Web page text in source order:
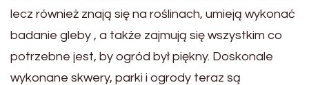
lecz również znają się na roślinach, umieją wykonać
badanie gleby , a także zajmują się wszystkim co
potrzebne jest, by ogród był piękny. Doskonale
wykonane skwery, parki i ogrody teraz są